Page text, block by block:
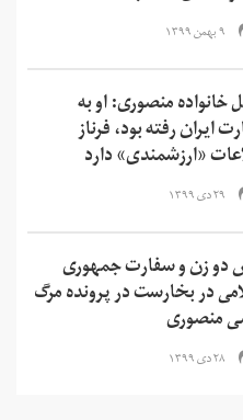
۹ بهمن ۱۳۹۹
خانواده منصوری: او به
ایران رفته بود، فرناز
«ارزشمندی» دارد
۲۹ دی ۱۳۹۹
دو زن و سفارت جمهوری
در بخارست در پرونده مرگ
منصوری
۲۸ دی ۱۳۹۹